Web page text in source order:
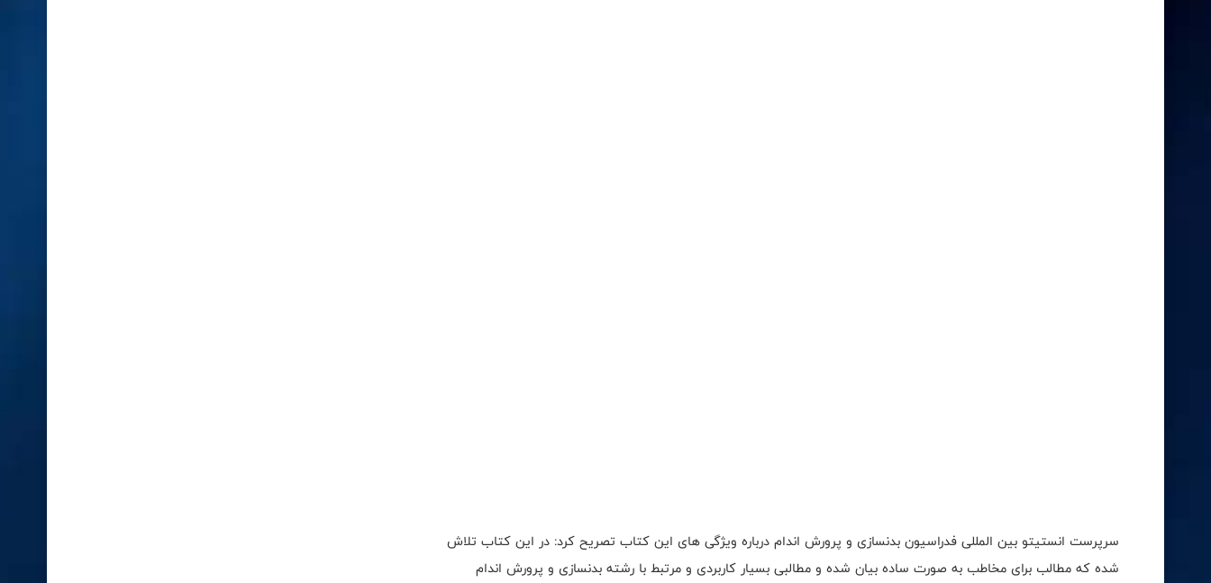
سرپرست انستیتو بین المللی فدراسیون بدنسازی و پرورش اندام درباره ویژگی های این کتاب تصریح کرد: در این کتاب تلاش
شده که مطالب برای مخاطب به صورت ساده بیان شده و مطالبی بسیار کاربردی و مرتبط با رشته بدنسازی و پرورش اندام